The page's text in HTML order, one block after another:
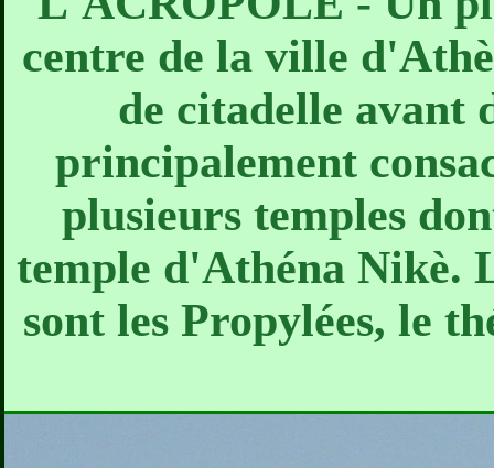
centre de la ville
de citadelle avant
principalement
plusieurs temples
temple d'Athéna Nikè.
sont les Propylées, le